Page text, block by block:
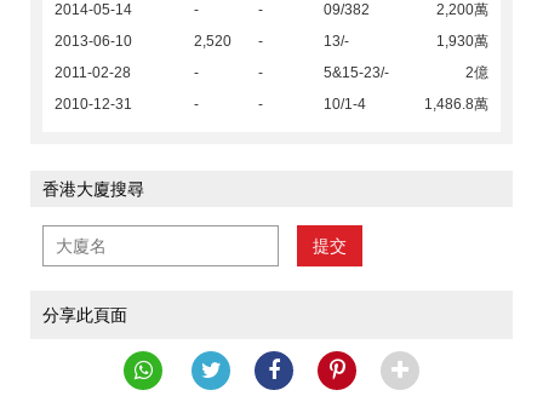
2014-05-14
- - 09/382
2,200萬
2013-06-10
2,520 - 13/-
1,930萬
2011-02-28
- - 5&15-23/-
2億
2010-12-31
- - 10/1-4 1,486.8萬
香港大廈搜尋
提交
分享此頁面